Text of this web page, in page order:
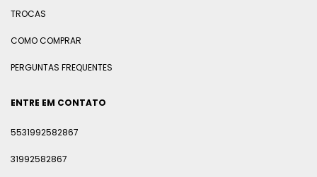
TROCAS
COMO COMPRAR
PERGUNTAS FREQUENTES
ENTRE EM CONTATO
5531992582867
31992582867